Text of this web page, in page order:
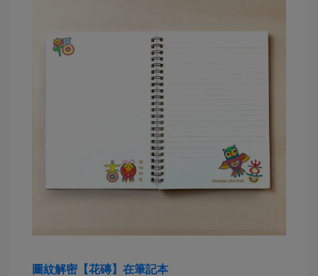
圖紋解密【花磚】在筆記本